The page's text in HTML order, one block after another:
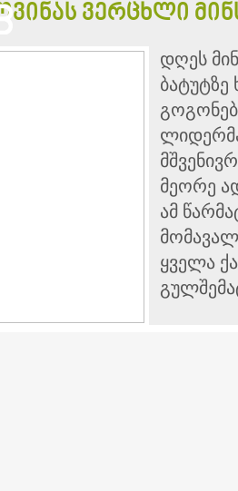
ვერცხლი
დღეს
ბატუტზე
მეორე
ამ
ყველა